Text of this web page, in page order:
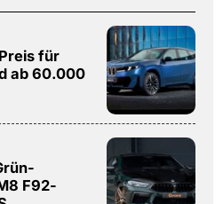
für
ab 60.000
F92-